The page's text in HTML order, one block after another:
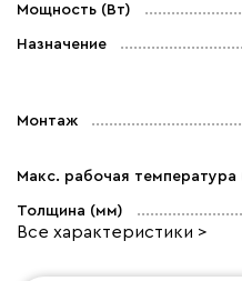
Мощность (Вт)
Назначение
Монтаж
Макс. рабочая температура
Толщина (мм)
Все характеристики >